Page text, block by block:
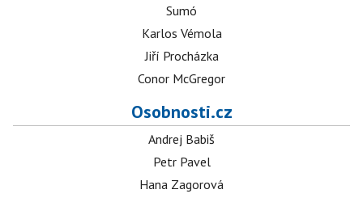
Sumó
Karlos Vémola
Jiří Procházka
Conor McGregor
Osobnosti.cz
Andrej Babiš
Petr Pavel
Hana Zagorová